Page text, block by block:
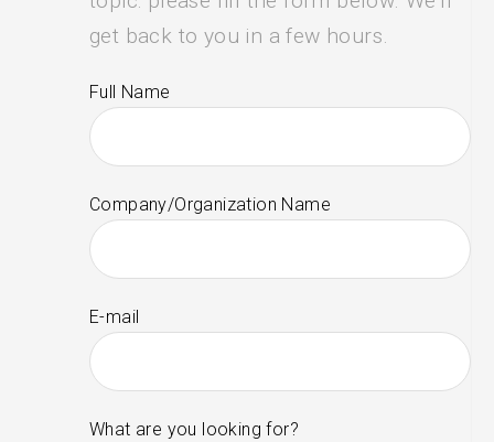
get back to you in a few hours.
Full Name
Company/Organization Name
E-mail
What are you looking for?